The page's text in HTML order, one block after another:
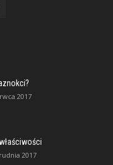
2017
2017